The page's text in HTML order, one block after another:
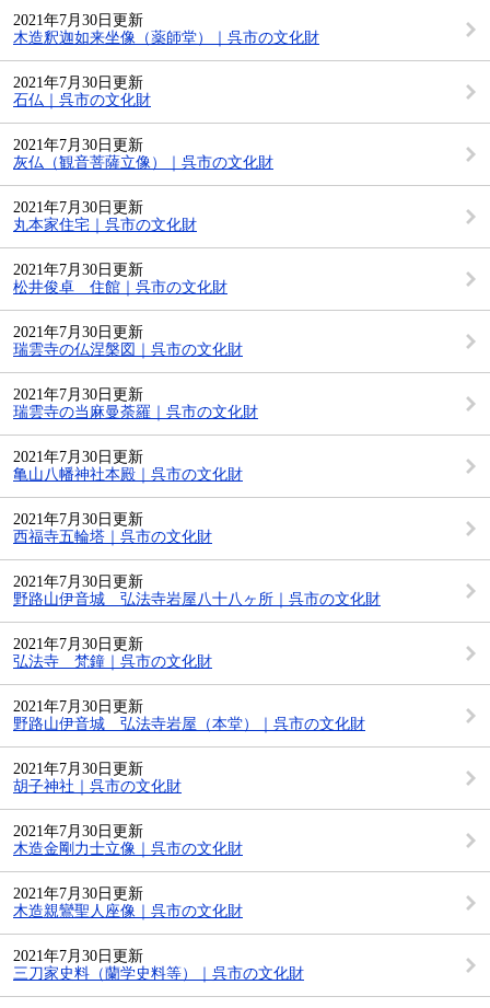
2021年7月30日更新
木造釈迦如来坐像（薬師堂）｜呉市の文化財
2021年7月30日更新
石仏｜呉市の文化財
2021年7月30日更新
灰仏（観音菩薩立像）｜呉市の文化財
2021年7月30日更新
丸本家住宅｜呉市の文化財
2021年7月30日更新
松井俊卓 住館｜呉市の文化財
2021年7月30日更新
瑞雲寺の仏涅槃図｜呉市の文化財
2021年7月30日更新
瑞雲寺の当麻曼荼羅｜呉市の文化財
2021年7月30日更新
亀山八幡神社本殿｜呉市の文化財
2021年7月30日更新
西福寺五輪塔｜呉市の文化財
2021年7月30日更新
野路山伊音城 弘法寺岩屋八十八ヶ所｜呉市の文化財
2021年7月30日更新
弘法寺 梵鐘｜呉市の文化財
2021年7月30日更新
野路山伊音城 弘法寺岩屋（本堂）｜呉市の文化財
2021年7月30日更新
胡子神社｜呉市の文化財
2021年7月30日更新
木造金剛力士立像｜呉市の文化財
2021年7月30日更新
木造親鸞聖人座像｜呉市の文化財
2021年7月30日更新
三刀家史料（蘭学史料等）｜呉市の文化財